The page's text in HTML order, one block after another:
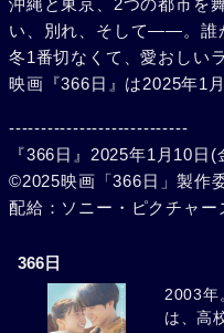
沖縄と東京、2つの都市を
い、別れ、そして――。誰
冬1番切なくて、愛おしい
映画『366日』は2025年1
----------------------------
『366日』2025年1月10日
©2025映画「366日」製作
配給：ソニー・ピクチャ
366日
2003年
は、高